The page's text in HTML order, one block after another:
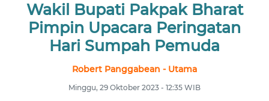
Wakil Bupati Pakpak Bharat
Pimpin Upacara Peringatan
Hari Sumpah Pemuda
Robert Panggabean - Utama
Minggu, 29 Oktober 2023 - 12:35 WIB
UTAMA
NUSANTARA